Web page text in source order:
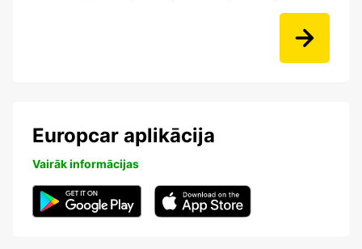
Europcar aplikācija
Vairāk informācijas